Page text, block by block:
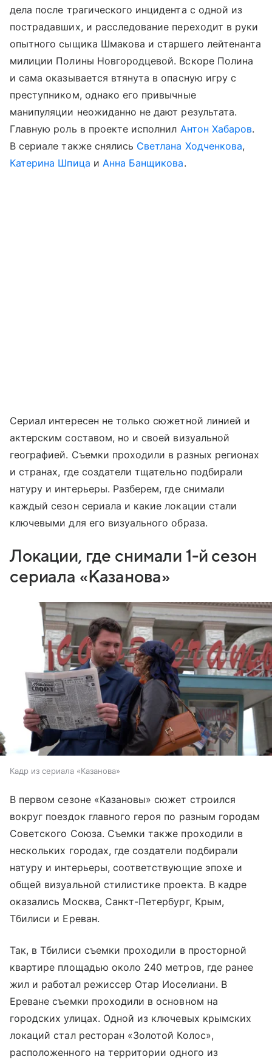
дела после трагического инцидента с одной из
пострадавших, и расследование переходит в руки
опытного сыщика Шмакова и старшего лейтенанта
милиции Полины Новгородцевой. Вскоре Полина
и сама оказывается втянута в опасную игру с
преступником, однако его привычные
манипуляции неожиданно не дают результата.
Главную роль в проекте исполнил Антон Хабаров.
В сериале также снялись Светлана Ходченкова,
Катерина Шпица и Анна Банщикова.
Сериал интересен не только сюжетной линией и
актерским составом, но и своей визуальной
географией. Съемки проходили в разных регионах
и странах, где создатели тщательно подбирали
натуру и интерьеры. Разберем, где снимали
каждый сезон сериала и какие локации стали
ключевыми для его визуального образа.
Локации, где снимали 1-й сезон
сериала «Казанова»
Кадр из сериала «Казанова»
В первом сезоне «Казановы» сюжет строился
вокруг поездок главного героя по разным городам
Советского Союза. Съемки также проходили в
нескольких городах, где создатели подбирали
натуру и интерьеры, соответствующие эпохе и
общей визуальной стилистике проекта. В кадре
оказались Москва, Санкт-Петербург, Крым,
Тбилиси и Ереван.
Так, в Тбилиси съемки проходили в просторной
квартире площадью около 240 метров, где ранее
жил и работал режиссер Отар Иоселиани. В
Ереване съемки проходили в основном на
городских улицах. Одной из ключевых крымских
локаций стал ресторан «Золотой Колос»,
расположенного на территории одного из